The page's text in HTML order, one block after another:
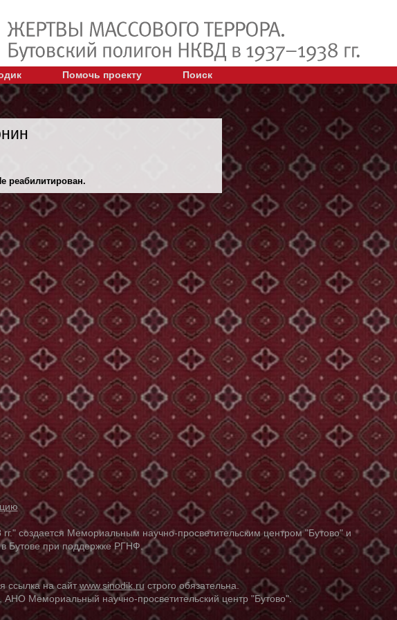
Помочь проекту Поиск
реабилитирован.
Мемориальным научно-просветительским центром "Бутово" и
Бутове при поддержке РГНФ.
ссылка на сайтwww.sinodik.ru строго обязательна.
Мемориальный научно-просветительский центр "Бутово".